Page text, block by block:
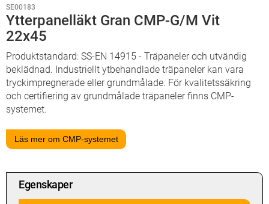
SE00183
Ytterpanelläkt Gran CMP-G/M Vit
22x45
Produktstandard: SS-EN 14915 - Träpaneler och utvändig
beklädnad. Industriellt ytbehandlade träpaneler kan vara
tryckimpregnerade eller grundmålade. För kvalitetssäkring
och certifiering av grundmålade träpaneler finns CMP-
systemet.
Läs mer om CMP-systemet
Egenskaper